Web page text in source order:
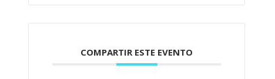
COMPARTIR ESTE EVENTO